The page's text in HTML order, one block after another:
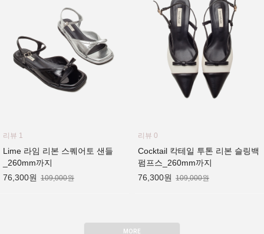
리뷰 1
Lime 라임 리본 스퀘어토 샌들
_260mm까지
76,300원 109,000원
리뷰 0
Cocktail 칵테일 투톤 리본 슬링백
펌프스_260mm까지
76,300원 109,000원
MORE